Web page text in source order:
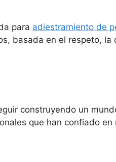
para adiestramiento de
basada en el respeto, la
construyendo un
que han confiado en